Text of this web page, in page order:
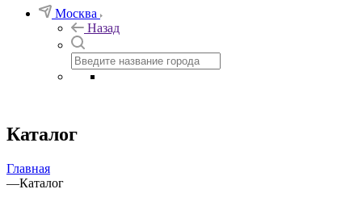
Москва
Назад
Каталог
Главная
—Каталог